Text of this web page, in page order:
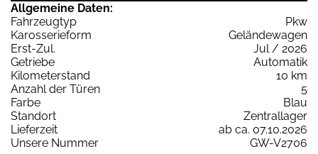
Allgemeine Daten:
Fahrzeugtyp
Pkw
Karosserieform
Geländewagen
Erst-Zul.
Jul / 2026
Getriebe
Automatik
Kilometerstand
10 km
Anzahl der Türen
5
Farbe
Blau
Standort
Zentrallager
Lieferzeit
ab ca. 07.10.2026
Unsere Nummer
GW-V2706